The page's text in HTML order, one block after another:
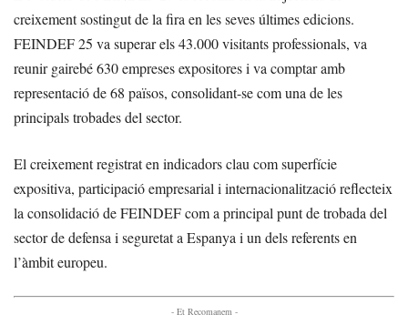
creixement sostingut de la fira en les seves últimes edicions.
FEINDEF 25 va superar els 43.000 visitants professionals, va
reunir gairebé 630 empreses expositores i va comptar amb
representació de 68 països, consolidant-se com una de les
principals trobades del sector.
El creixement registrat en indicadors clau com superfície
expositiva, participació empresarial i internacionalització reflecteix
la consolidació de FEINDEF com a principal punt de trobada del
sector de defensa i seguretat a Espanya i un dels referents en
l’àmbit europeu.
- Et Recomanem -